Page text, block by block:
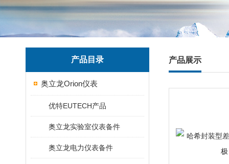
产品目录
奥立龙Orion仪表
优特EUTECH产品
奥立龙实验室仪表备件
奥立龙电力仪表备件
产品展示